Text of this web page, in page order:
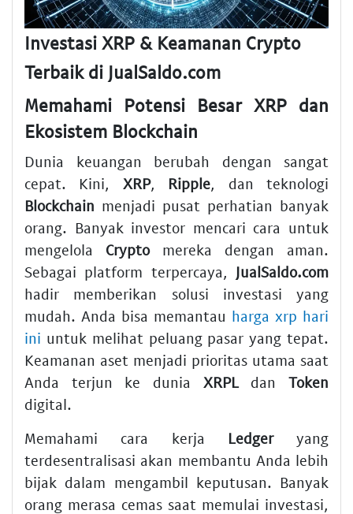
Investasi XRP & Keamanan Crypto
Terbaik di JualSaldo.com
Memahami Potensi Besar XRP dan
Ekosistem Blockchain
Dunia keuangan berubah dengan sangat
cepat. Kini, XRP, Ripple, dan teknologi
Blockchain menjadi pusat perhatian banyak
orang. Banyak investor mencari cara untuk
mengelola Cryptomereka dengan aman.
Sebagai platform terpercaya, JualSaldo.com
hadir memberikan solusi investasi yang
mudah. Anda bisa memantau harga xrp hari
ini untuk melihat peluang pasar yang tepat.
Keamanan aset menjadi prioritas utama saat
Anda terjun ke dunia XRPLdanToken
digital.
Memahami cara kerja Ledgeryang
terdesentralisasi akan membantu Anda lebih
bijak dalam mengambil keputusan. Banyak
orang merasa cemas saat memulai investasi,